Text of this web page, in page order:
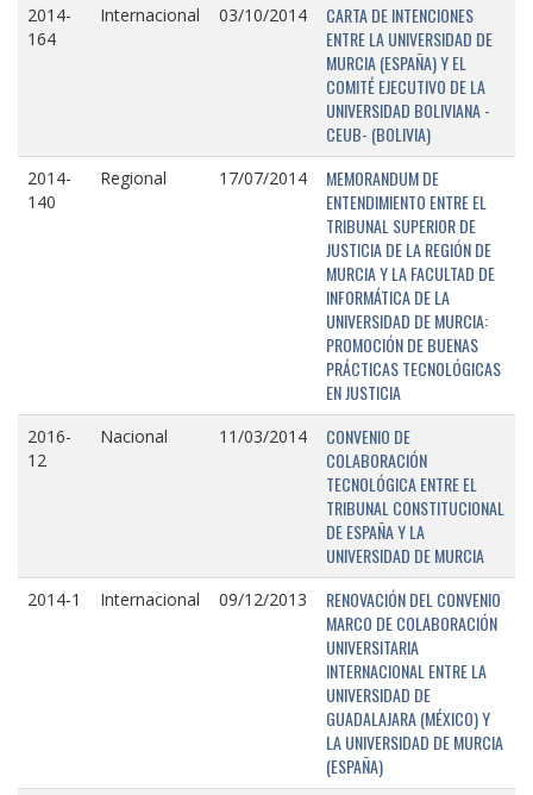
2014-
164
Internacional 03/10/2014
CARTA DE INTENCIONES
ENTRE LA UNIVERSIDAD DE
MURCIA (ESPAÑA) Y EL
COMITÉ EJECUTIVO DE LA
UNIVERSIDAD BOLIVIANA -
CEUB- (BOLIVIA)
2014-
140
Regional 17/07/2014
MEMORANDUM DE
ENTENDIMIENTO ENTRE EL
TRIBUNAL SUPERIOR DE
JUSTICIA DE LA REGIÓN DE
MURCIA Y LA FACULTAD DE
INFORMÁTICA DE LA
UNIVERSIDAD DE MURCIA:
PROMOCIÓN DE BUENAS
PRÁCTICAS TECNOLÓGICAS
EN JUSTICIA
2016-
12
Nacional 11/03/2014
CONVENIO DE
COLABORACIÓN
TECNOLÓGICA ENTRE EL
TRIBUNAL CONSTITUCIONAL
DE ESPAÑA Y LA
UNIVERSIDAD DE MURCIA
2014-1 Internacional 09/12/2013
RENOVACIÓN DEL CONVENIO
MARCO DE COLABORACIÓN
UNIVERSITARIA
INTERNACIONAL ENTRE LA
UNIVERSIDAD DE
GUADALAJARA (MÉXICO) Y
LA UNIVERSIDAD DE MURCIA
(ESPAÑA)